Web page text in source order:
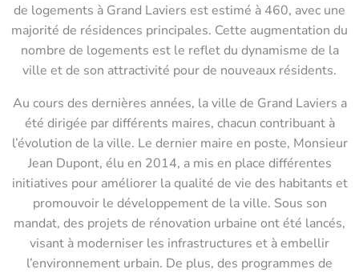
de logements à Grand Laviers est estimé à 460, avec une
majorité de résidences principales. Cette augmentation du
nombre de logements est le reflet du dynamisme de la
ville et de son attractivité pour de nouveaux résidents.
Au cours des dernières années, la ville de Grand Laviers a
été dirigée par différents maires, chacun contribuant à
l’évolution de la ville. Le dernier maire en poste, Monsieur
Jean Dupont, élu en 2014, a mis en place différentes
initiatives pour améliorer la qualité de vie des habitants et
promouvoir le développement de la ville. Sous son
mandat, des projets de rénovation urbaine ont été lancés,
visant à moderniser les infrastructures et à embellir
l’environnement urbain. De plus, des programmes de